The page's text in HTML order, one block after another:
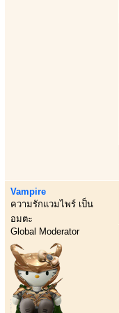
Vampire
ความรักแวมไพร์ เป็น
อมตะ
Global Moderator